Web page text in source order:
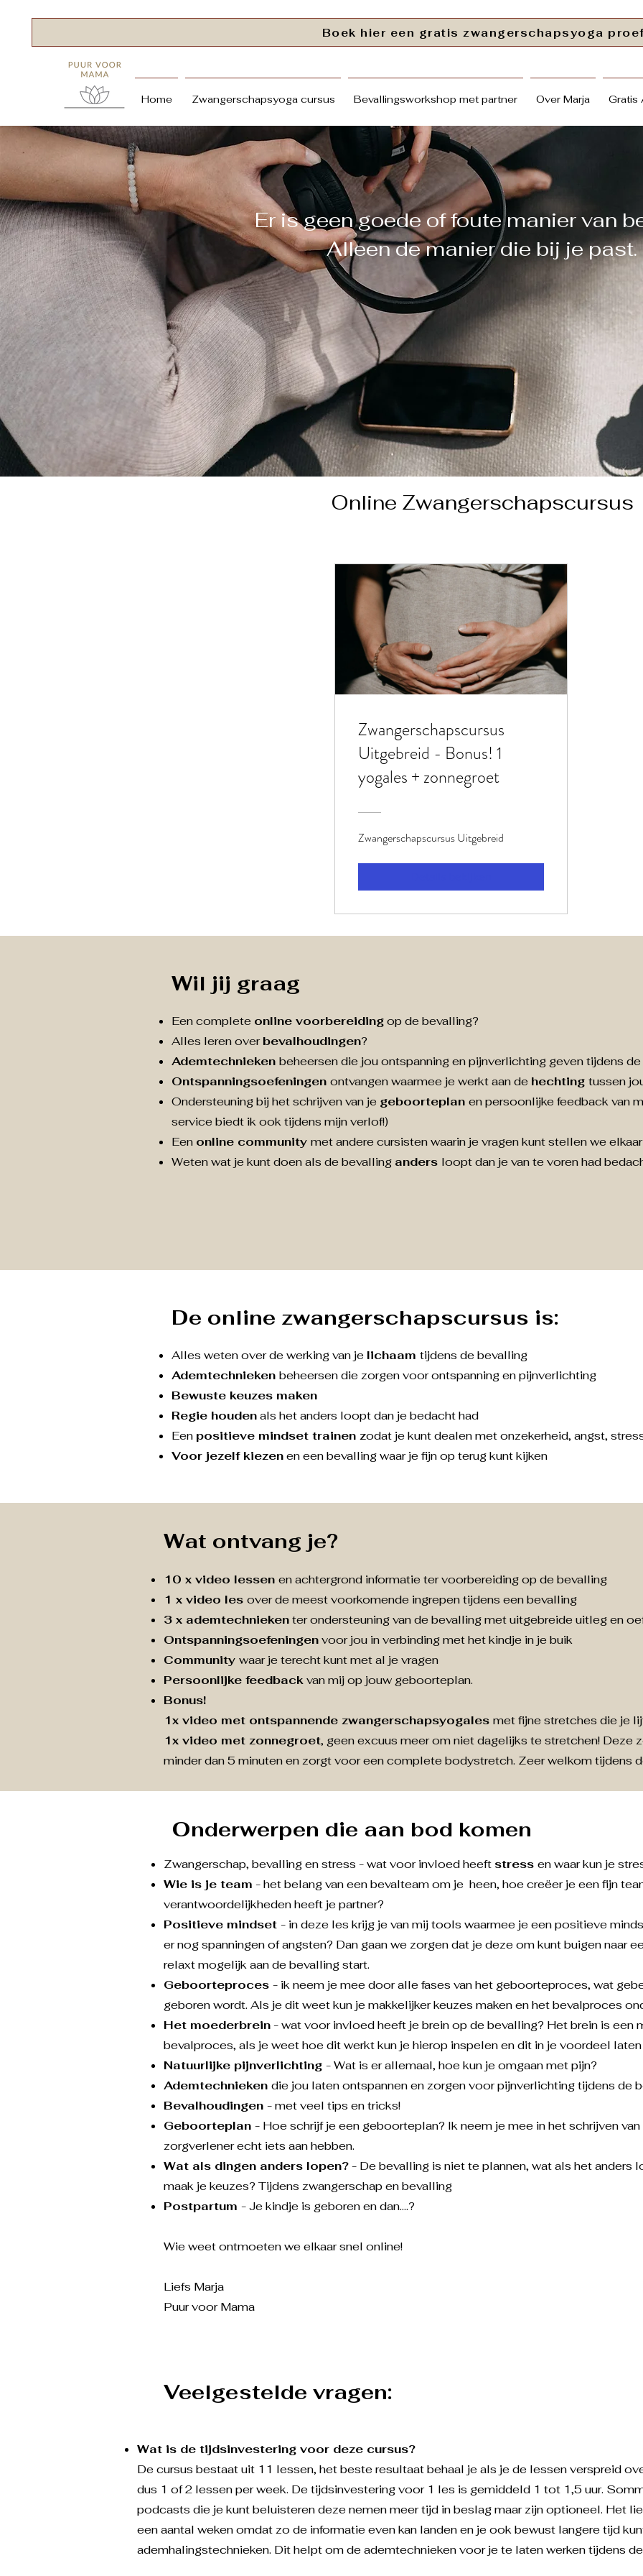
Boek hier een gratis zwangerschapsyoga
Home Zwangerschapsyoga cursus Bevallingsworkshop met partner Over Marja Gratis
​Er is geen goede of foute manier van
Alleen de manier die bij je past.
Online Zwangerschapscursus
Zwangerschapscursus
Uitgebreid - Bonus! 1
yogales + zonnegroet
Zwangerschapscursus Uitgebreid
Wil jij graag
Een complete online voorbereidingop de bevalling?
Alles leren overbevalhoudingen?
Ademtechnieken beheersen die jou ontspanning en pijnverlichting geven tijdens
Ontspanningsoefeningen ontvangen waarmee je werkt aan de hechting tussen
Ondersteuning bij het schrijven van je geboorteplan en persoonlijke feedback van
service biedt ik ook tijdens mijn verlof!)
Een online community met andere cursisten waarin je vragen kunt stellen we
Weten wat je kunt doen als de bevalling anders loopt dan je van te voren had
De online zwangerschapscursus is:
Alles weten over de werking van je lichaam tijdens de bevalling​​
Ademtechnieken beheersen die zorgen voor ontspanning en pijnverlichting
Bewuste keuzes maken
Regie houdenals het anders loopt dan je bedacht had
Een positieve mindset trainen zodat je kunt dealen met onzekerheid, angst,
Voor jezelf kiezenen een bevalling waar je fijn op terug kunt kijken
Wat ontvang je?
10 x video lessen en achtergrond informatie ter voorbereiding op de bevalling
1 x video les over de meest voorkomende ingrepen tijdens een bevalling
3 x ademtechniekenter ondersteuning van de bevalling met uitgebreide uitleg en
Ontspanningsoefeningenvoor jou in verbinding met het kindje in je buik
Community waar je terecht kunt met al je vragen
Persoonlijke feedbackvan mij op jouw geboorteplan.
Bonus!
1x video met ontspannende zwangerschapsyogales met fijne stretches die je
1x video met zonnegroet, geen excuus meer om niet dagelijks te stretchen! Deze
minder dan 5 minuten en zorgt voor een complete bodystretch. Zeer welkom tijdens
Onderwerpen die aan bod komen
Zwangerschap, bevalling en stress - wat voor invloed heeft stress en waar kun je
Wie is je team - het belang van een bevalteam om je heen, hoe creëer je een fijn
verantwoordelijkheden heeft je partner?
Positieve mindset - in deze les krijg je van mij tools waarmee je een positieve
er nog spanningen of angsten? Dan gaan we zorgen dat je deze om kunt buigen naar
relaxt mogelijk aan de bevalling start.
Geboorteproces - ik neem je mee door alle fases van het geboorteproces, wat
geboren wordt. Als je dit weet kun je makkelijker keuzes maken en het bevalproces
Het moederbrein- wat voor invloed heeft je brein op de bevalling? Het brein is een
bevalproces, als je weet hoe dit werkt kun je hierop inspelen en dit in je voordeel
Natuurlijke pijnverlichting - Wat is er allemaal, hoe kun je omgaan met pijn?
Ademtechnieken die jou laten ontspannen en zorgen voor pijnverlichting tijdens de
Bevalhoudingen - met veel tips en tricks!
Geboorteplan - Hoe schrijf je een geboorteplan? Ik neem je mee in het schrijven
zorgverlener echt iets aan hebben.
Wat als dingen anders lopen?- De bevalling is niet te plannen, wat als het
maak je keuzes? Tijdens zwangerschap en bevalling
Postpartum - Je kindje is geboren en dan....?
Wie weet ontmoeten we elkaar snel online!
Liefs Marja
Puur voor Mama
Veelgestelde vragen:
​Wat is de tijdsinvestering voor deze cursus?
De cursus bestaat uit 11 lessen, het beste resultaat behaal je als je de lessen verspreid
dus 1 of 2 lessen per week. De tijdsinvestering voor 1 les is gemiddeld 1 tot 1,5 uur.
podcasts die je kunt beluisteren deze nemen meer tijd in beslag maar zijn optioneel. Het
een aantal weken omdat zo de informatie even kan landen en je ook bewust langere tijd
ademhalingstechnieken. Dit helpt om de ademtechnieken voor je te laten werken tijdens